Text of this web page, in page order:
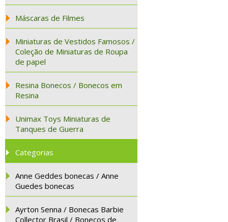
Máscaras de Filmes
Miniaturas de Vestidos Famosos /
Coleção de Miniaturas de Roupa
de papel
Resina Bonecos / Bonecos em
Resina
Unimax Toys Miniaturas de
Tanques de Guerra
Categorias
Anne Geddes bonecas / Anne
Guedes bonecas
Ayrton Senna / Bonecas Barbie
Collector Brasil / Bonecos de